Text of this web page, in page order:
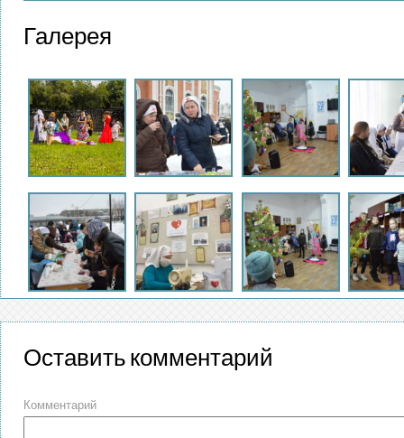
Галерея
Оставить комментарий
Комментарий